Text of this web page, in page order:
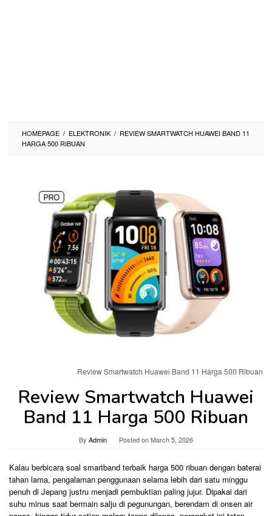
HOMEPAGE / ELEKTRONIK / REVIEW SMARTWATCH HUAWEI BAND 11
HARGA 500 RIBUAN
Review Smartwatch Huawei Band 11 Harga 500 Ribuan
Review Smartwatch Huawei
Band 11 Harga 500 Ribuan
By Admin Posted onMarch 5, 2026
Kalau berbicara soal smartband terbaik harga 500 ribuan dengan baterai
tahan lama, pengalaman penggunaan selama lebih dari satu minggu
penuh di Jepang justru menjadi pembuktian paling jujur. Dipakai dari
suhu minus saat bermain salju di pegunungan, berendam di onsen air